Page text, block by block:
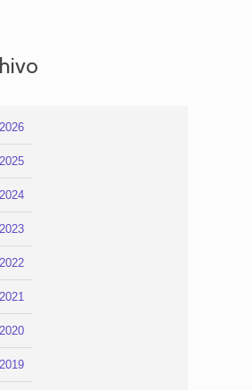
2026
2025
2024
2023
2022
2021
2020
2019